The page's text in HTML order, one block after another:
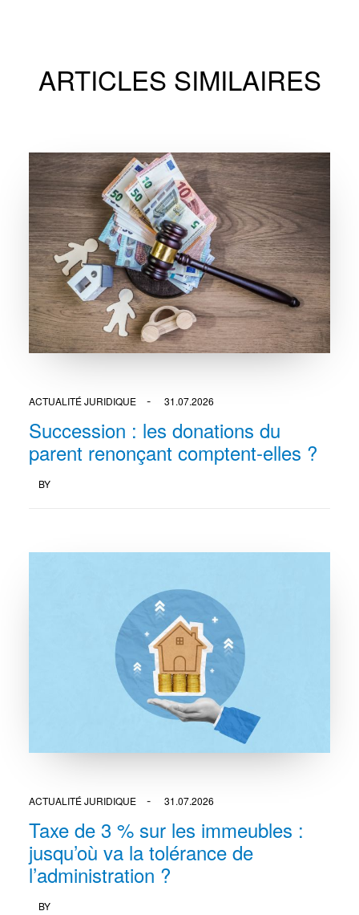
ARTICLES SIMILAIRES
ACTUALITÉ JURIDIQUE 31.07.2026
Succession : les donations du
parent renonçant comptent-elles ?
BY
ACTUALITÉ JURIDIQUE 31.07.2026
Taxe de 3 % sur les immeubles :
jusqu’où va la tolérance de
l’administration ?
BY